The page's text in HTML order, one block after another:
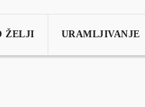
ŽELJI URAMLJIVANJE